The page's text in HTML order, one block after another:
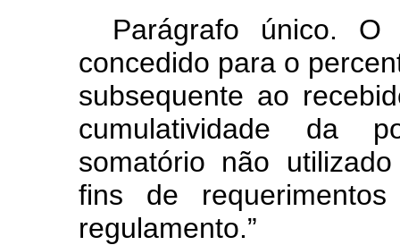
Parágrafo único. O
concedido para o
subsequente ao
cumulatividade da
somatório não
fins de
regulamento.”